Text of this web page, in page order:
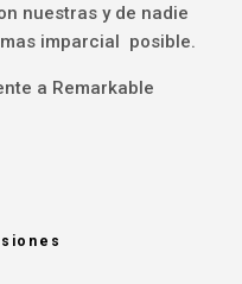
nuestras y de nadie
imparcial posible.
a Remarkable